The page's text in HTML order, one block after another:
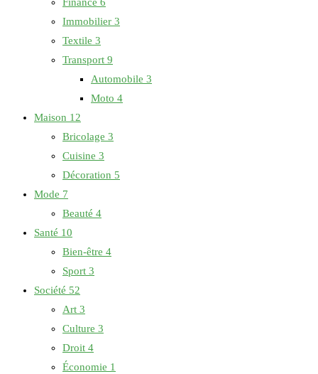
Finance 6
Immobilier 3
Textile 3
Transport 9
Automobile 3
Moto 4
Maison 12
Bricolage 3
Cuisine 3
Décoration 5
Mode 7
Beauté 4
Santé 10
Bien-être 4
Sport 3
Société 52
Art 3
Culture 3
Droit 4
Économie 1